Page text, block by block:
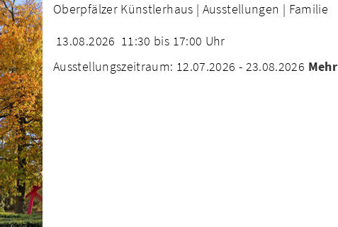
Oberpfälzer Künstlerhaus | Ausstellungen | Familie
13.08.2026 11:30 bis 17:00 Uhr
Ausstellungszeitraum: 12.07.2026 - 23.08.2026 Mehr